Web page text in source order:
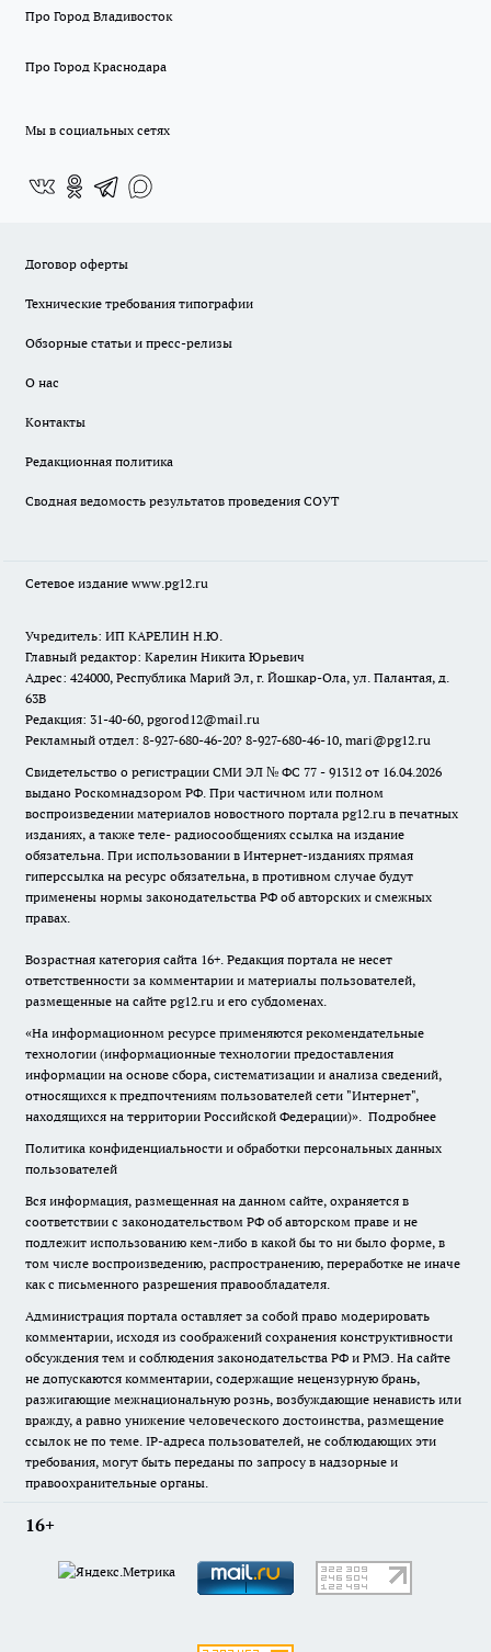
Про Город Владивосток
Про Город Краснодара
Мы в социальных сетях
Договор оферты
Технические требования типографии
Обзорные статьи и пресс-релизы
О нас
Контакты
Редакционная политика
Сводная ведомость результатов проведения СОУТ
Сетевое издание www.pg12.ru
Учредитель: ИП КАРЕЛИН Н.Ю.
Главный редактор: Карелин Никита Юрьевич
Адрес: 424000, Республика Марий Эл, г. Йошкар-Ола, ул. Палантая, д.
63В
Редакция: 31-40-60, pgorod12@mail.ru
Рекламный отдел: 8-927-680-46-20? 8-927-680-46-10, mari@pg12.ru
Свидетельство о регистрации СМИ ЭЛ № ФС 77 - 91312 от 16.04.2026
выдано Роскомнадзором РФ. При частичном или полном
воспроизведении материалов новостного портала pg12.ru в печатных
изданиях, а также теле- радиосообщениях ссылка на издание
обязательна. При использовании в Интернет-изданиях прямая
гиперссылка на ресурс обязательна, в противном случае будут
применены нормы законодательства РФ об авторских и смежных
правах.
Возрастная категория сайта 16+. Редакция портала не несет
ответственности за комментарии и материалы пользователей,
размещенные на сайте pg12.ru и его субдоменах.
«На информационном ресурсе применяются рекомендательные
технологии (информационные технологии предоставления
информации на основе сбора, систематизации и анализа сведений,
относящихся к предпочтениям пользователей сети "Интернет",
находящихся на территории Российской Федерации)». Подробнее
Политика конфиденциальности и обработки персональных данных
пользователей
Вся информация, размещенная на данном сайте, охраняется в
соответствии с законодательством РФ об авторском праве и не
подлежит использованию кем-либо в какой бы то ни было форме, в
том числе воспроизведению, распространению, переработке не иначе
как с письменного разрешения правообладателя.
Администрация портала оставляет за собой право модерировать
комментарии, исходя из соображений сохранения конструктивности
обсуждения тем и соблюдения законодательства РФ и РМЭ. На сайте
не допускаются комментарии, содержащие нецензурную брань,
разжигающие межнациональную рознь, возбуждающие ненависть или
вражду, а равно унижение человеческого достоинства, размещение
ссылок не по теме. IP-адреса пользователей, не соблюдающих эти
требования, могут быть переданы по запросу в надзорные и
правоохранительные органы.
16+